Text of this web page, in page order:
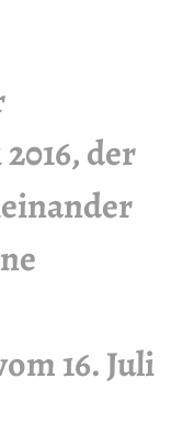
der
16. Juli